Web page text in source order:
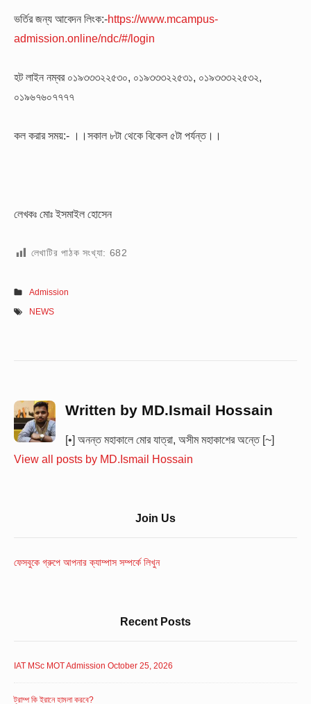
ভর্তির জন্য আবেদন লিংক:-https://www.mcampus-
admission.online/ndc/#/login
হট লাইন নম্বর০১৯৩৩৩২২৫৩০, ০১৯৩৩৩২২৫৩১, ০১৯৩৩৩২২৫৩২,
০১৯৬৭৬০৭৭৭৭
কল করার সময়:- ।।সকাল ৮টা থেকে বিকেল ৫টা পর্যন্ত।।
লেখকঃ মোঃ ইসমাইল হোসেন
লেখাটির পাঠক সংখ্যা: 682
Admission
NEWS
Written by MD.Ismail Hossain
[•] অনন্ত মহাকালে মোর যাত্রা, অসীম মহাকাশের অন্তে [~]
View all posts by MD.Ismail Hossain
Area
Join Us
ফেসবুকে গ্রুপে আপনার ক্যাম্পাস সম্পর্কে লিখুন
Recent Posts
IAT MSc MOT Admission October 25, 2026
ট্রাম্প কি ইরানে হামলা করবে?